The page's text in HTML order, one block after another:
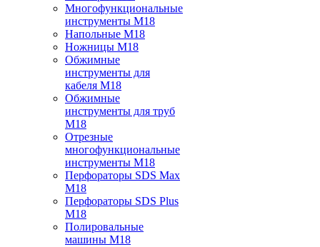
Многофункциональные
инструменты M18
Напольные M18
Ножницы M18
Обжимные
инструменты для
кабеля M18
Обжимные
инструменты для труб
M18
Отрезные
многофункциональные
инструменты M18
Перфораторы SDS Max
M18
Перфораторы SDS Plus
M18
Полировальные
машины M18